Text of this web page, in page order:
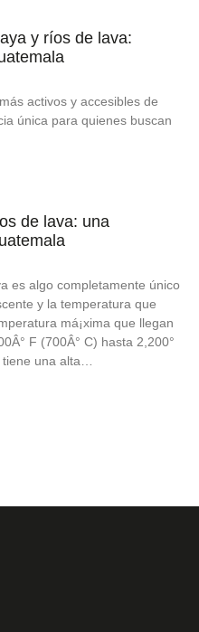
y ríos de lava:
activos y accesibles de
única para quienes buscan
de lava: una
es algo completamente único
y la temperatura que
má¡xima que llegan
F (700Â° C) hasta 2,200°
una alta…